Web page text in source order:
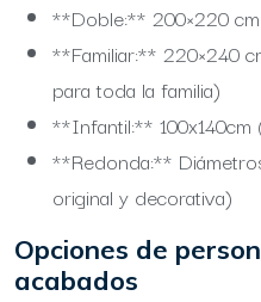
**Doble:** 200×220
**Familiar:** 220×240
para toda la familia)
**Infantil:**
**Redonda:**
original y decorativa)
Opciones de
acabados